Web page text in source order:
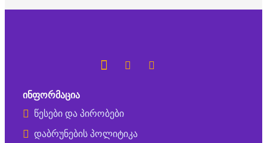
ᲘᲜᲤᲝᲠᲛᲐᲪᲘᲐ
წესები და პირობები
დაბრუნების პოლიტიკა